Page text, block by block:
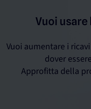
Vuoi
Vuoi aumentare i
dover
Approfitta della